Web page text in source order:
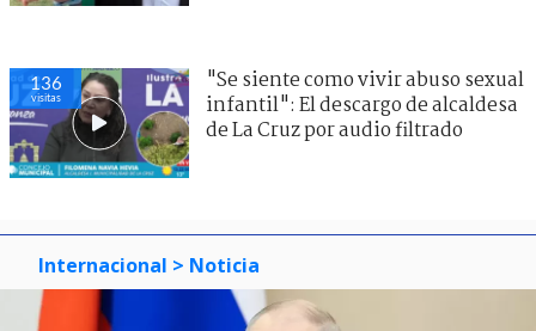
136
visitas
"Se siente como vivir abuso sexual
infantil": El descargo de alcaldesa
de La Cruz por audio filtrado
Internacional > Noticia